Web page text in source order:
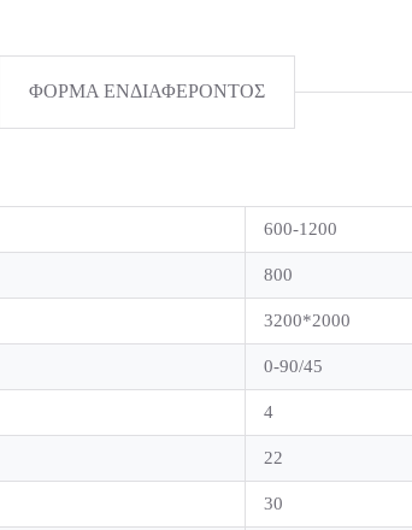
ΦΟΡΜΑ ΕΝΔΙΑΦΕΡΟΝΤΟΣ
600-1200
800
3200*2000
0-90/45
4
22
30